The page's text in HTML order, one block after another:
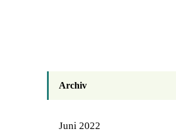
Archiv
Juni 2022